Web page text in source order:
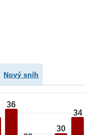
Nový sníh
36
30
34